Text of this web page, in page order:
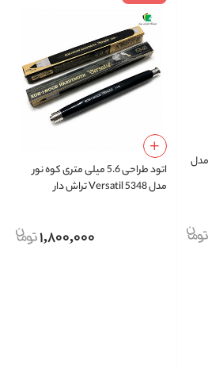
مدل
اتود طراحی 5.6 میلی متری کوه نور
مدل Versatil 5348 تراش دار
1,800,000